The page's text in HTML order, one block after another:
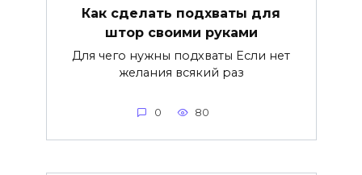
Как сделать подхваты для
штор своими руками
Для чего нужны подхваты Если нет
желания всякий раз
0 80